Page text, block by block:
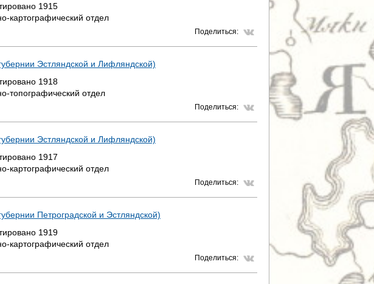
Р
А
Н
И
Ы
1915
картографический отдел
Поделиться:
Эстляндской и Лифляндской)
1918
топографический отдел
Поделиться:
Эстляндской и Лифляндской)
1917
картографический отдел
Поделиться:
Петроградской и Эстляндской)
1919
картографический отдел
Поделиться: